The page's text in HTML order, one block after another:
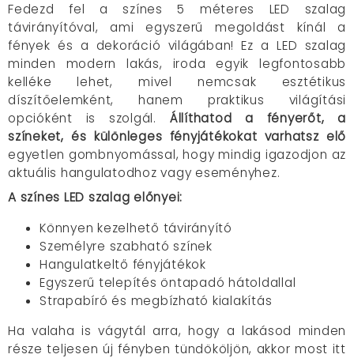
Fedezd fel a színes 5 méteres LED szalag
távirányítóval, ami egyszerű megoldást kínál a
fények és a dekoráció világában! Ez a LED szalag
minden modern lakás, iroda egyik legfontosabb
kelléke lehet, mivel nemcsak esztétikus
díszítőelemként, hanem praktikus világítási
opcióként is szolgál. Állíthatod a fényerőt, a
színeket, és különleges fényjátékokat varhatsz elő
egyetlen gombnyomással, hogy mindig igazodjon az
aktuális hangulatodhoz vagy eseményhez.
A színes LED szalag előnyei:
Könnyen kezelhető távirányító
Személyre szabható színek
Hangulatkeltő fényjátékok
Egyszerű telepítés öntapadó hátoldallal
Strapabíró és megbízható kialakítás
Ha valaha is vágytál arra, hogy a lakásod minden
része teljesen új fényben tündököljön, akkor most itt